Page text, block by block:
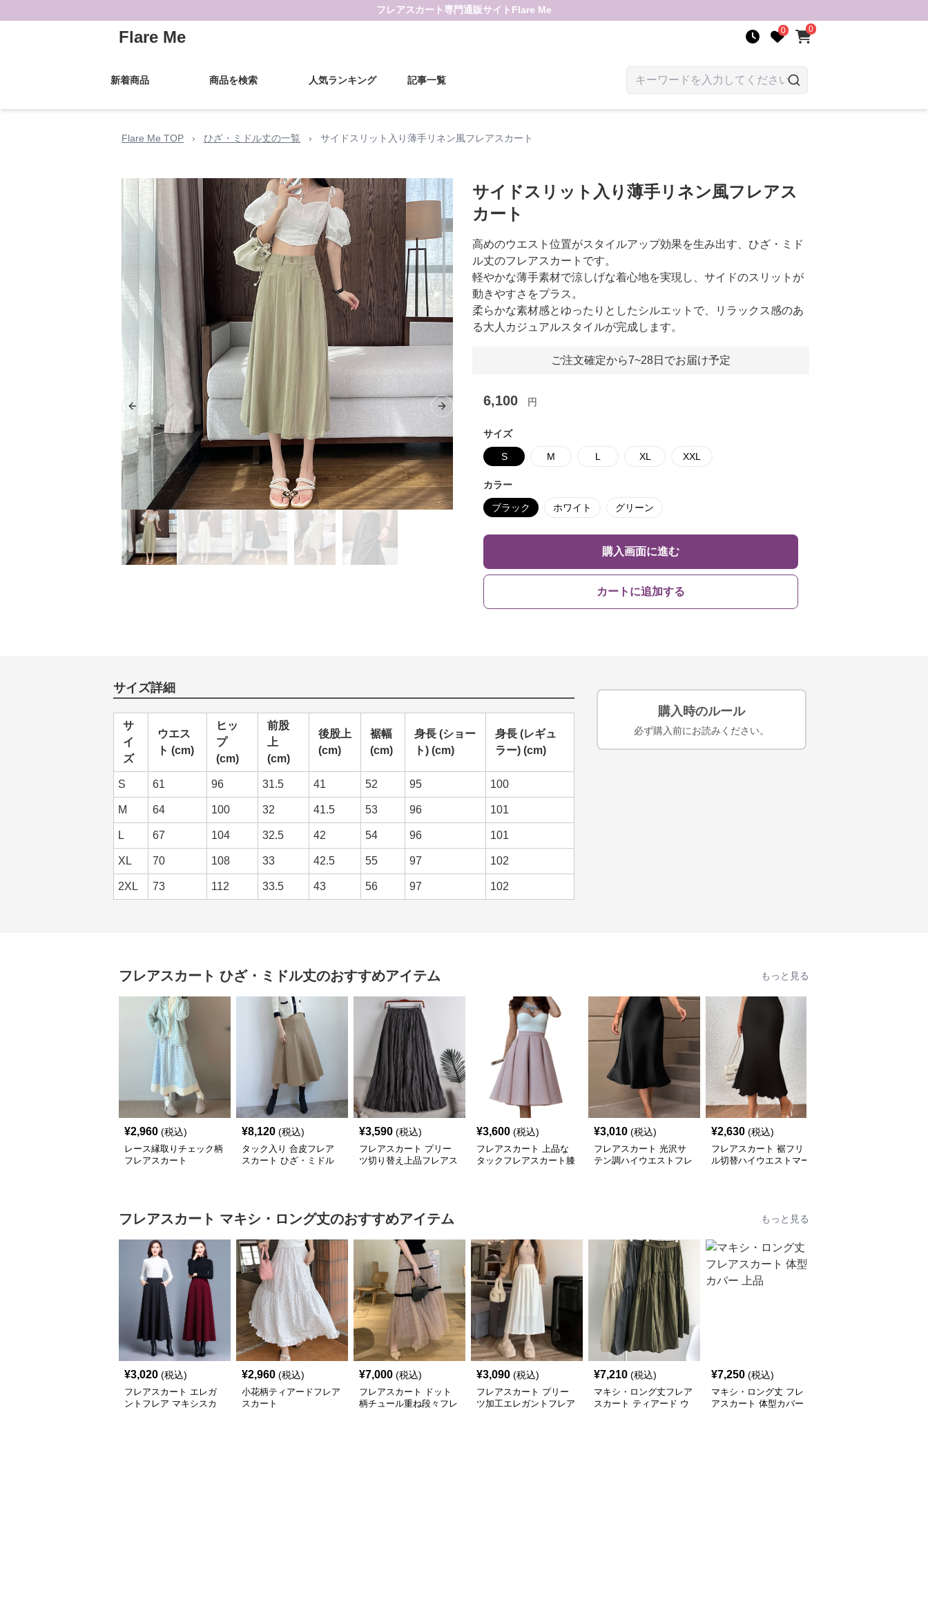
フレアスカート専門通販サイト Flare Me
Flare Me 0 0
新着商品 商品を検索 人気ランキング 記事一覧
Flare Me TOP › ひざ・ミドル丈の一覧 › サイドスリット入り薄手リネン風フレアスカート
Previous slide Next slide
サイドスリット入り薄手リネン風フレアス
カート
高めのウエスト位置がスタイルアップ効果を生み出す、ひざ・ミド
ル丈のフレアスカートです。
軽やかな薄手素材で涼しげな着心地を実現し、サイドのスリットが
動きやすさをプラス。
柔らかな素材感とゆったりとしたシルエットで、リラックス感のあ
る大人カジュアルスタイルが完成します。
ご注文確定から7~28日でお届け予定
6,100 円
サイズ
S M L XL XXL
カラー
ブラック ホワイト グリーン
購入画面に進む
カートに追加する
サイズ詳細
サ
イ
ズ
ウエス
ト (cm)
ヒッ
プ
(cm)
前股
上
(cm)
後股上
(cm)
裾幅
(cm)
身長 (ショー
ト) (cm)
身長 (レギュ
ラー) (cm)
S 61 96 31.5 41 52 95 100
M 64 100 32 41.5 53 96 101
L 67 104 32.5 42 54 96 101
XL 70 108 33 42.5 55 97 102
2XL 73 112 33.5 43 56 97 102
購入時のルール
必ず購入前にお読みください。
フレアスカート ひざ・ミドル丈のおすすめアイテム もっと見る
¥2,960 (税込)
レース縁取りチェック柄
フレアスカート
¥8,120 (税込)
タック入り 合皮フレア
スカート ひざ・ミドル
¥3,590 (税込)
フレアスカート プリー
ツ切り替え上品フレアス
¥3,600 (税込)
フレアスカート 上品な
タックフレアスカート膝
¥3,010 (税込)
フレアスカート 光沢サ
テン調ハイウエストフレ
¥2,630 (税込)
フレアスカート 裾フリ
ル切替ハイウエストマー
フレアスカート マキシ・ロング丈のおすすめアイテム もっと見る
¥3,020 (税込)
フレアスカート エレガ
ントフレア マキシスカ
¥2,960 (税込)
小花柄ティアードフレア
スカート
¥7,000 (税込)
フレアスカート ドット
柄チュール重ね段々フレ
¥3,090 (税込)
フレアスカート プリー
ツ加工エレガントフレア
¥7,210 (税込)
マキシ・ロング丈フレア
スカート ティアード ウ
¥7,250 (税込)
マキシ・ロング丈 フレ
アスカート 体型カバー